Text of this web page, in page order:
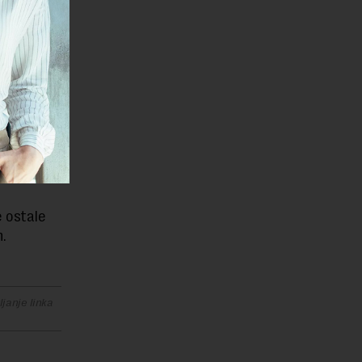
kvartal sa
tokom
za
od
ostale
linka